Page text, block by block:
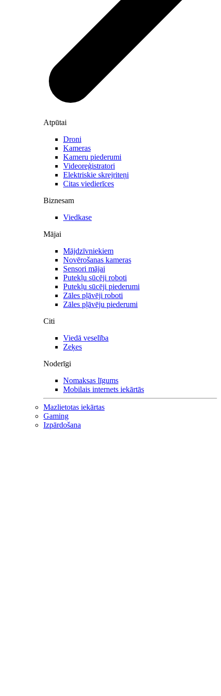
Atpūtai
Droni
Kameras
Kameru piederumi
Videoreģistratori
Elektriskie skrejriteņi
Citas viedierīces
Biznesam
Viedkase
Mājai
Mājdzīvniekiem
Novērošanas kameras
Sensori mājai
Putekļu sūcēji roboti
Putekļu sūcēji piederumi
Zāles pļāvēji roboti
Zāles pļāvēju piederumi
Citi
Viedā veselība
Zeķes
Noderīgi
Nomaksas līgums
Mobilais internets iekārtās
Mazlietotas iekārtas
Gaming
Izpārdošana